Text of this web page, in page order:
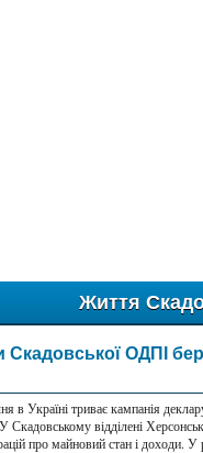
Життя
ОДПІ
в Україні триває кампанія
Скадовському відділені
про майновий стан і доходи.